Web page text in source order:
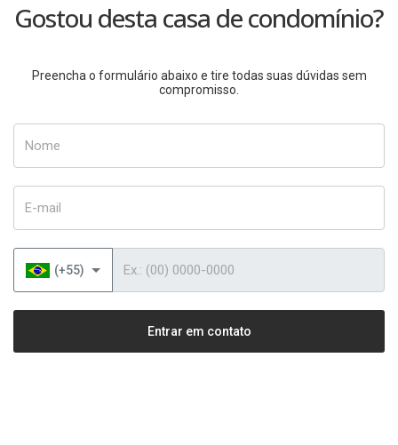
Gostou desta casa de condomínio?
Preencha o formulário abaixo e tire todas suas dúvidas sem
compromisso.
(+55)
Entrar em contato